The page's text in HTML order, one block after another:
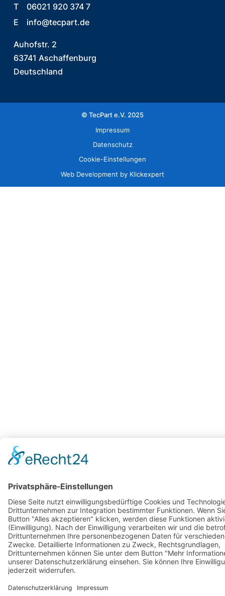
T
06021 920 374 7
E
info@tecpart.de
Auhofstr. 2
63741 Aschaffenburg
Deutschland
© TecPart e.V. 2025
Impressum
Datenschutz
Cookie-Einstellungen
Web Development by Klickexpert